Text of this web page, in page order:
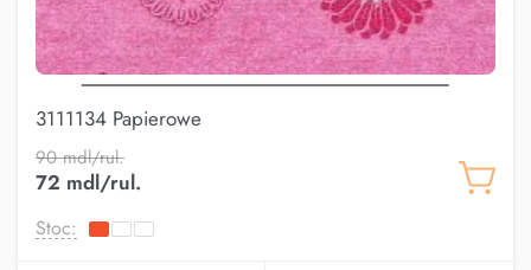
3111134 Papierowe
90 mdl/rul.
72 mdl/rul.
Stoc: